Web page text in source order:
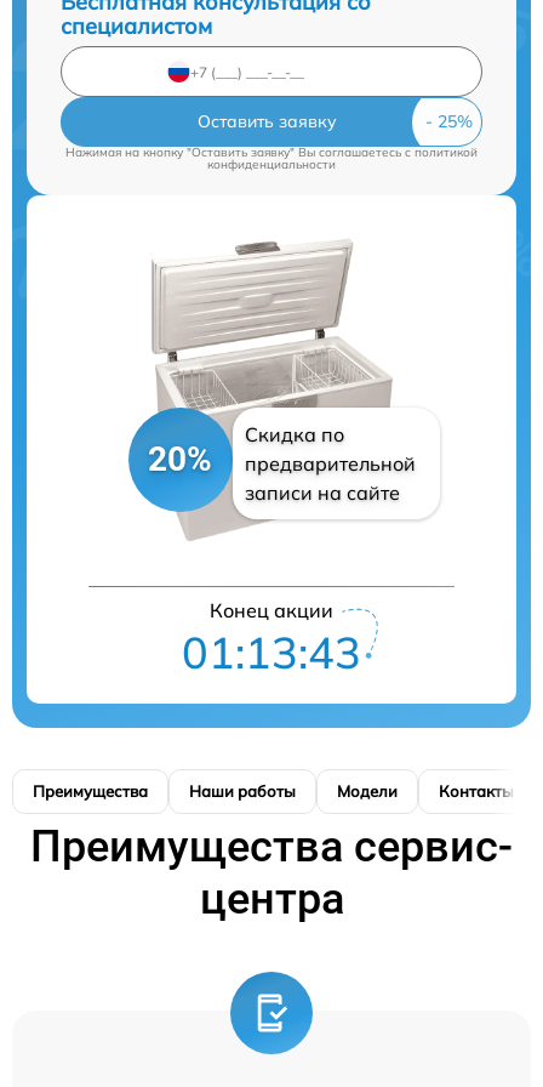
специалистом
Оставить заявку
Нажимая на кнопку "Оставить заявку" Вы соглашаетесь c политикой
конфиденциальности
20%
Скидка по
предварительной
записи на сайте
Конец акции
01:13:43
Преимущества Наши работы Модели Контакты
Преимущества сервис-
центра